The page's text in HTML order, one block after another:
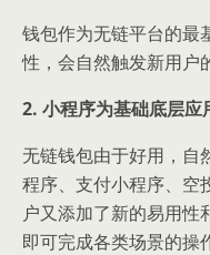
钱包作为无链平台的最
性，会自然触发新用户
2. 小程序为基础底层应
无链钱包由于好用，自
程序、支付小程序、空
户又添加了新的易用
即可完成各类场景的操